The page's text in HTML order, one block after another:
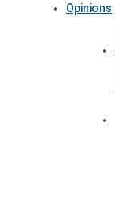
Opinions